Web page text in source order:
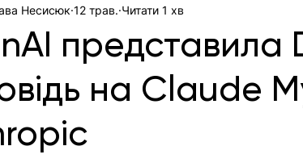
представила
на Claude
Несисюк 12 трав. Читати 1 хв